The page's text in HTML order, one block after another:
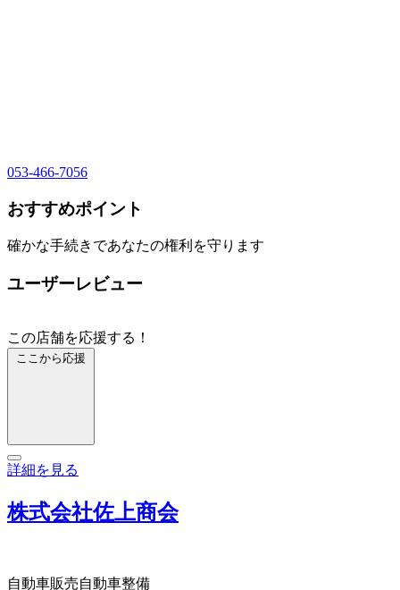
053-466-7056
おすすめポイント
確かな手続きであなたの権利を守ります
ユーザーレビュー
この店舗を応援する！
ここから応援
詳細を見る
株式会社佐上商会
自動車販売自動車整備